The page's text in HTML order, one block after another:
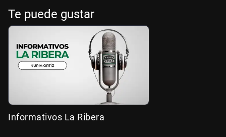
Te puede gustar
Informativos La Ribera